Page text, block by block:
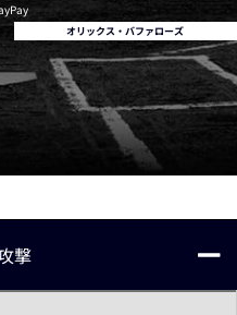
オリックス・バファローズ
撃